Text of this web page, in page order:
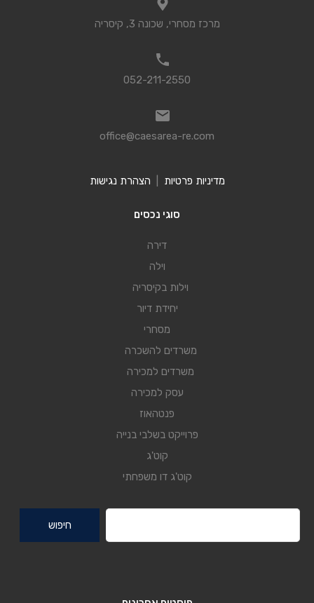
מרכז מסחרי, שכונה 3, קיסריה
052-211-2550
office@caesarea-re.com
מדיניות פרטיות הצהרת נגישות
סוגי נכסים
דירה
וילה
וילות בקיסריה
יחידת דיור
מסחרי
משרדים להשכרה
משרדים למכירה
עסק למכירה
פנטהאוז
פרוייקט בשלבי בנייה
קוט'ג
קוט'ג דו משפחתי